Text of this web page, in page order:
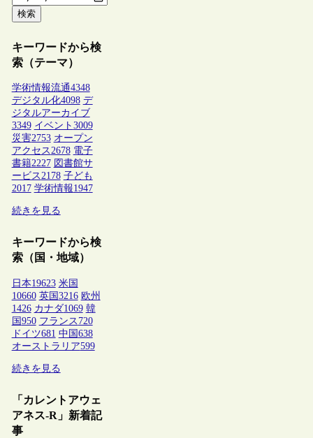
検索
キーワードから検
索（テーマ）
学術情報流通4348
デジタル化4098 デ
ジタルアーカイブ
3349 イベント 3009
災害2753 オープン
アクセス2678 電子
書籍2227 図書館サ
ービス2178 子ども
2017 学術情報1947
続きを見る
キーワードから検
索（国・地域）
日本19623 米国
10660 英国 3216 欧州
1426 カナダ1069 韓
国 950 フランス 720
ドイツ681 中国 638
オーストラリア599
続きを見る
「カレントアウェ
アネス-R」新着記
事